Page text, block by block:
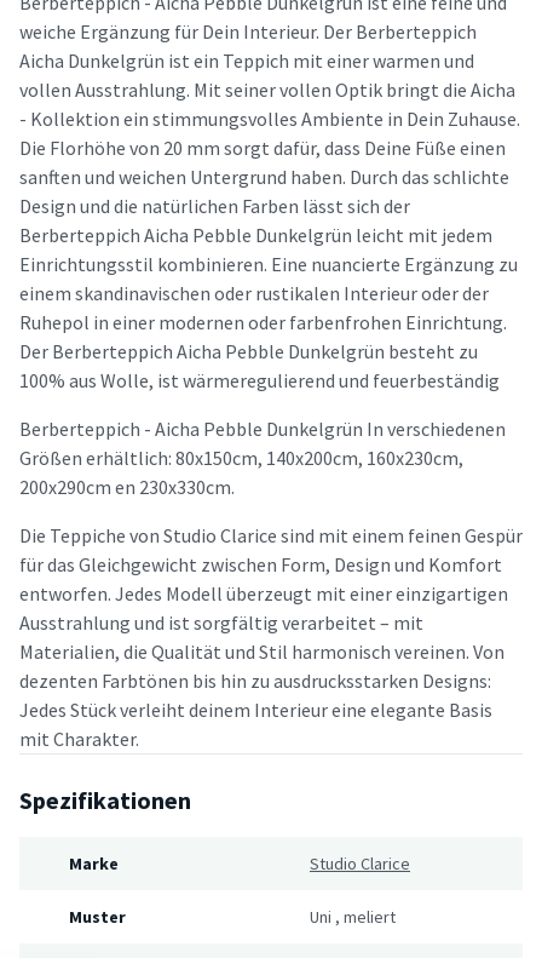
weiche Ergänzung für Dein Interieur. Der Berberteppich
Aicha Dunkelgrün ist ein Teppich mit einer warmen und
vollen Ausstrahlung. Mit seiner vollen Optik bringt die Aicha
- Kollektion ein stimmungsvolles Ambiente in Dein Zuhause.
Die Florhöhe von 20 mm sorgt dafür, dass Deine Füße einen
sanften und weichen Untergrund haben. Durch das schlichte
Design und die natürlichen Farben lässt sich der
Berberteppich Aicha Pebble Dunkelgrün leicht mit jedem
Einrichtungsstil kombinieren. Eine nuancierte Ergänzung zu
einem skandinavischen oder rustikalen Interieur oder der
Ruhepol in einer modernen oder farbenfrohen Einrichtung.
Der Berberteppich Aicha Pebble Dunkelgrün besteht zu
100% aus Wolle, ist wärmeregulierend und feuerbeständig
Berberteppich - Aicha Pebble Dunkelgrün In verschiedenen
Größen erhältlich: 80x150cm, 140x200cm, 160x230cm,
200x290cm en 230x330cm.
Die Teppiche von Studio Clarice sind mit einem feinen Gespür
für das Gleichgewicht zwischen Form, Design und Komfort
entworfen. Jedes Modell überzeugt mit einer einzigartigen
Ausstrahlung und ist sorgfältig verarbeitet – mit
Materialien, die Qualität und Stil harmonisch vereinen. Von
dezenten Farbtönen bis hin zu ausdrucksstarken Designs:
Jedes Stück verleiht deinem Interieur eine elegante Basis
mit Charakter.
Spezifikationen
Marke Studio Clarice
Muster Uni , meliert